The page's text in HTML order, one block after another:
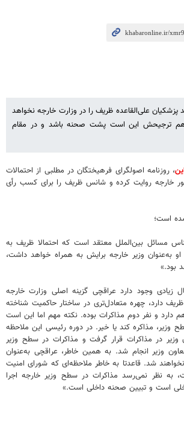
علی‌القاعده ظریف را در وزارت خارجه نخواهد
ترجیحش این است پشت صحنه باشد و در مقام
، روزنامه اصولگرای فرهیختگان در مطلبی از احتمالات
خارجه روایت کرده و شانس ظریف را برای کسب رأی
است؛
مسائل بین‌الملل معتقد است که احتمالا ظریف به
به‌عنوان وزیر خارجه برایش به همراه خواهد داشت،
بود.»
زیادی وجود دارد عراقچی گزینه اصلی وزارت خارجه
دارد، چهره متعادل‌تری در ساختار حاکمیت شناخته
دارد و نفر دوم مذاکرات بوده. نکته‌ مهم اما این است
وزیر، مذاکره کند یا خیر. در دوره رئیسی این ملاحظه
وزیر در مذاکرات قرار گرفت و مذاکرات در سطح وزیر
وزیر انجام ‌شد. به همین خاطر، عراقچی به‌عنوان
شد. قاعدتا به خاطر ملاحظه‌ای که شورای امنیت
به نظر نمی‌رسد مذاکرات در سطح وزیر خارجه اجرا
است و تبیین صحنه داخلی است.»